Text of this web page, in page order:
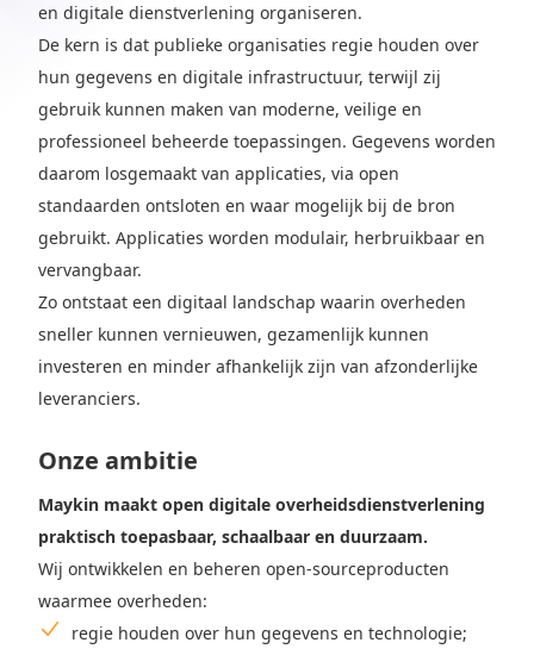
en digitale dienstverlening organiseren.
De kern is dat publieke organisaties regie houden over
hun gegevens en digitale infrastructuur, terwijl zij
gebruik kunnen maken van moderne, veilige en
professioneel beheerde toepassingen. Gegevens worden
daarom losgemaakt van applicaties, via open
standaarden ontsloten en waar mogelijk bij de bron
gebruikt. Applicaties worden modulair, herbruikbaar en
vervangbaar.
Zo ontstaat een digitaal landschap waarin overheden
sneller kunnen vernieuwen, gezamenlijk kunnen
investeren en minder afhankelijk zijn van afzonderlijke
leveranciers.
Onze ambitie
Maykin maakt open digitale overheidsdienstverlening
praktisch toepasbaar, schaalbaar en duurzaam.
Wij ontwikkelen en beheren open-sourceproducten
waarmee overheden:
regie houden over hun gegevens en technologie;